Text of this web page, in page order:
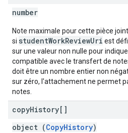
number
Note maximale pour cette pièce
si studentWorkReviewUri est
sur une valeur non nulle pour
compatible avec le transfert de
doit être un nombre entier non
sur zéro, l'attachement ne permet
notes.
copyHistory[]
object (CopyHistory)